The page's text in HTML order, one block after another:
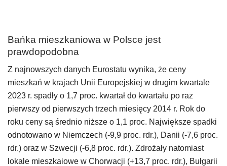
Bańka mieszkaniowa w Polsce jest
prawdopodobna
Z najnowszych danych Eurostatu wynika, że ceny
mieszkań w krajach Unii Europejskiej w drugim kwartale
2023 r. spadły o 1,7 proc. kwartał do kwartału po raz
pierwszy od pierwszych trzech miesięcy 2014 r. Rok do
roku ceny są średnio niższe o 1,1 proc. Największe spadki
odnotowano w Niemczech (-9,9 proc. rdr.), Danii (-7,6 proc.
rdr.) oraz w Szwecji (-6,8 proc. rdr.). Zdrożały natomiast
lokale mieszkaiowe w Chorwacji (+13,7 proc. rdr.), Bułgarii